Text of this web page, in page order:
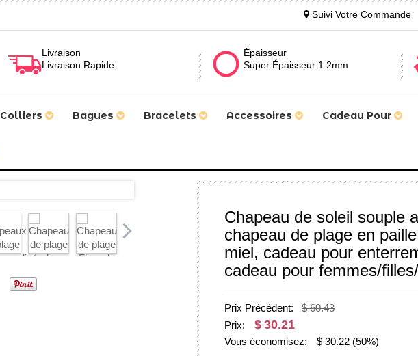
Suivi Votre Commande
Livraison
Livraison Rapide
Épaisseur
Super Épaisseur 1.2mm
Colliers Bagues Bracelets Accessoires Cadeau Pour
Chapeau de soleil souple
chapeau de plage en
miel, cadeau pour
cadeau pour femmes/
Prix Précédent:
$ 60.43
Prix:
$ 30.21
Vous économisez: $ 30.22 (50%)